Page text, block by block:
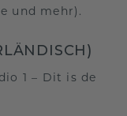
und mehr).
1 – Dit is de